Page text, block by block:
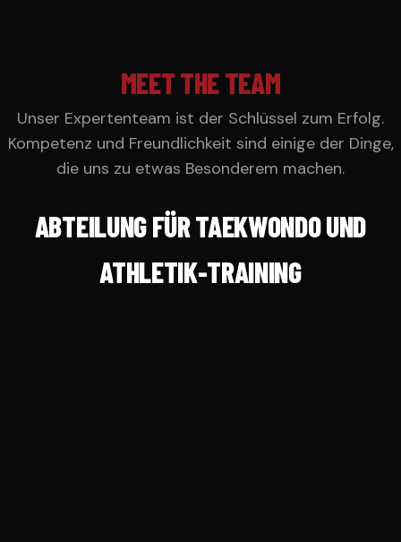
MEET THE TEAM
Unser Expertenteam ist der Schlüssel zum Erfolg.
Kompetenz und Freundlichkeit sind einige der Dinge,
die uns zu etwas Besonderem machen.
ABTEILUNG FÜR TAEKWONDO UND
ATHLETIK-TRAINING